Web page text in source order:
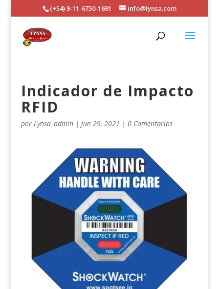
(+54) 9-11-6750-1691 info@lynsa.com
Indicador de Impacto
RFID
por Lynsa_admin| Jun 29, 2021 | 0 Comentarios